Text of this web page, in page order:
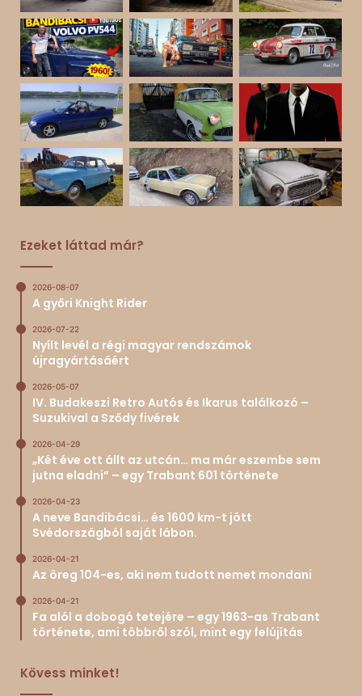
Ezeket láttad már?
2026-08-07
A győri Knight Rider
2026-07-22
Nyílt levél a régi magyar rendszámok
újragyártásáért
2026-05-07
IV. Budakeszi Retro Autós és Ikarus találkozó –
Suzukival a Sződy fivérek
2026-04-29
„Két éve ott állt az utcán… ma már eszembe sem
jutna eladni” – egy Trabant 601 története
2026-04-23
A neve Bandibácsi… és 1600 km-t jött
Svédországból saját lábon.
2026-04-21
Az öreg 104-es, aki nem tudott nemet mondani
2026-04-21
Fa alól a dobogó tetejére – egy 1963-as Trabant
története, ami többről szól, mint egy felújítás
Kövess minket!